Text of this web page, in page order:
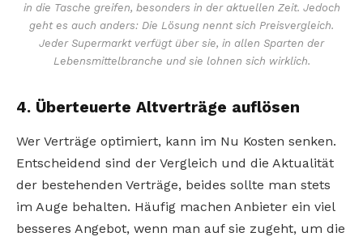
in die Tasche greifen, besonders in der aktuellen Zeit. Jedoch
geht es auch anders: Die Lösung nennt sich Preisvergleich.
Jeder Supermarkt verfügt über sie, in allen Sparten der
Lebensmittelbranche und sie lohnen sich wirklich.
4. Überteuerte Altverträge auflösen
Wer Verträge optimiert, kann im Nu Kosten senken.
Entscheidend sind der Vergleich und die Aktualität
der bestehenden Verträge, beides sollte man stets
im Auge behalten. Häufig machen Anbieter ein viel
besseres Angebot, wenn man auf sie zugeht, um die